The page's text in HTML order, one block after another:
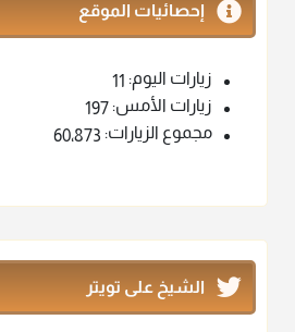
إحصائيات الموقع
زيارات اليوم: 11
زيارات الأمس: 197
مجموع الزيارات: 60٬873
الشيخ على تويتر